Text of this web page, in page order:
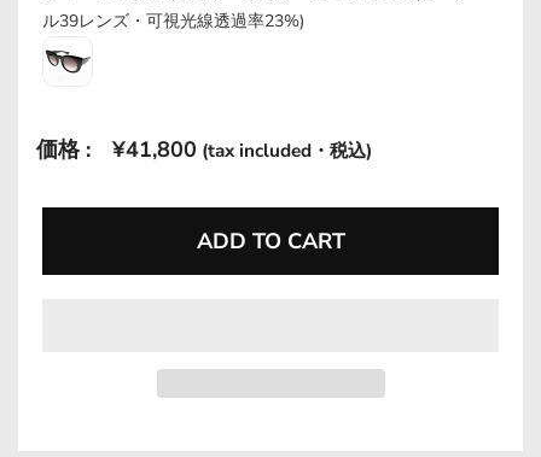
ル39レンズ・可視光線透過率23%)
Translation
en.products.product.regular_price
価格 : ¥41,800 (tax included・税込)
ADD TO CART